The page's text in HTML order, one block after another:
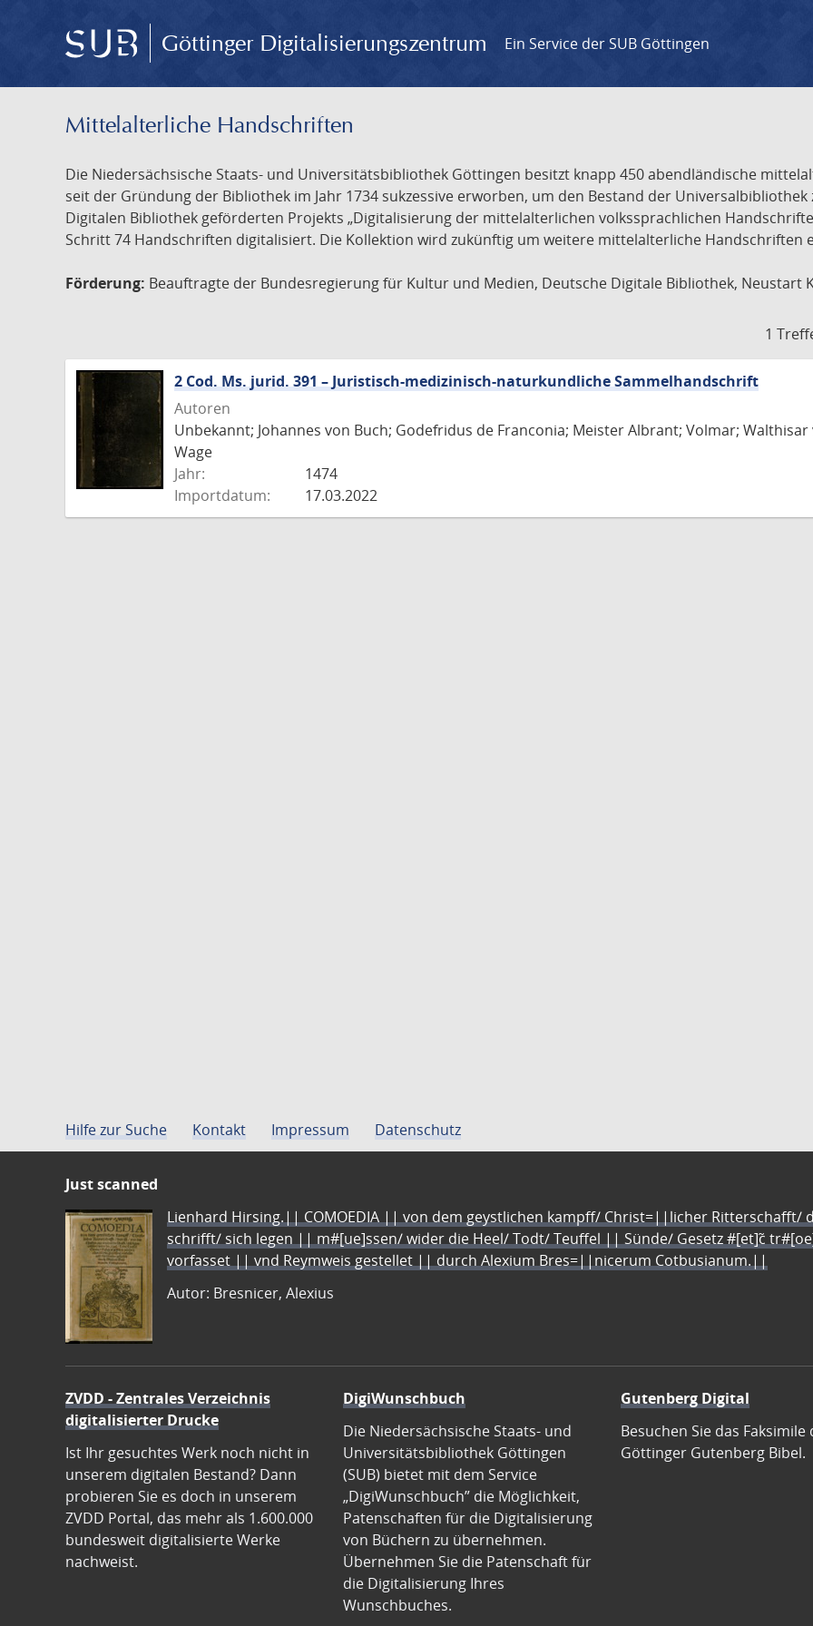
Göttinger Digitalisierungszentrum Ein Service der SUB Göttingen
Mittelalterliche Handschriften
Die Niedersächsische Staats- und Universitätsbibliothek Göttingen besitzt knapp 450 abendländische
seit der Gründung der Bibliothek im Jahr 1734 sukzessive erworben, um den Bestand der
Digitalen Bibliothek geförderten Projekts „Digitalisierung der mittelalterlichen volkssprachlichen
Schritt 74 Handschriften digitalisiert. Die Kollektion wird zukünftig um weitere mittelalterliche Handschriften
Förderung: Beauftragte der Bundesregierung für Kultur und Medien, Deutsche Digitale Bibliothek, Neustart
1
2 Cod. Ms. jurid. 391 – Juristisch-medizinisch-naturkundliche Sammelhandschrift
Autoren
Unbekannt; Johannes von Buch; Godefridus de Franconia; Meister Albrant; Volmar;
Wage
Jahr:
1474
Importdatum:
17.03.2022
Hilfe zur Suche Kontakt Impressum Datenschutz
Just scanned
Lienhard Hirsing.|| COMOEDIA || von dem geystlichen kampff/ Christ=||licher Ritterschafft/
schrifft/ sich legen || m#[ue]ssen/ wider die Heel/ Todt/ Teuffel || Sünde/ Gesetz #[et]c̃
vorfasset || vnd Reymweis gestellet || durch Alexium Bres=||nicerum Cotbusianum.||
Autor: Bresnicer, Alexius
ZVDD - Zentrales Verzeichnis
digitalisierter Drucke
Ist Ihr gesuchtes Werk noch nicht in
unserem digitalen Bestand? Dann
probieren Sie es doch in unserem
ZVDD Portal, das mehr als 1.600.000
bundesweit digitalisierte Werke
nachweist.
DigiWunschbuch
Die Niedersächsische Staats- und
Universitätsbibliothek Göttingen
(SUB) bietet mit dem Service
„DigiWunschbuch” die Möglichkeit,
Patenschaften für die Digitalisierung
von Büchern zu übernehmen.
Übernehmen Sie die Patenschaft für
die Digitalisierung Ihres
Wunschbuches.
Gutenberg Digital
Besuchen Sie das Faksimile
Göttinger Gutenberg Bibel.